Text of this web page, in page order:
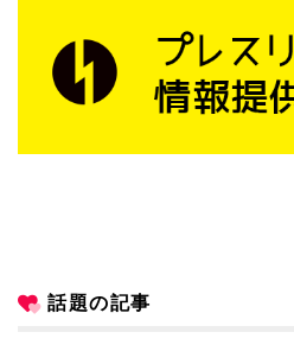
話題の記事